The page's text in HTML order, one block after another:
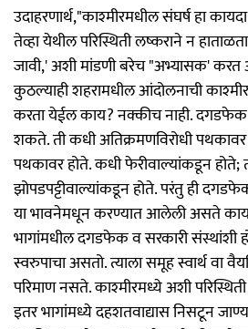
उदाहरणार्थ,"काश्‍मीरमधील संघर्ष हा
तेव्हा येथील परिस्थिती लष्कराने न
जावी,' अशी मांडणी बरेच "अभ्यासक' करत
कुठल्याही शहरामधील आंदोलनाची
करता येईल काय? नक्कीच नाही. दगडफेक
शकते. ती कधी अतिक्रमणविरोधी
पथकावर होते. कधी फेरीवाल्यांकडून होते;
झोपडपट्टीवाल्यांकडून होते. परंतु ही
या भावनेमधून करण्यात आलेली असते
भागांमधील दगडफेक व सरकारी संस्थांशी
स्वरुपाचा असतो. त्याला समूह स्वार्थ वा
परिमाण नसते. काश्‍मीरमध्ये अशी
इतर भागांमध्ये दहशतवाद्यास निसटून